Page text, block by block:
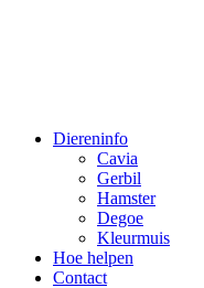
Diereninfo
Cavia
Gerbil
Hamster
Degoe
Kleurmuis
Hoe helpen
Contact